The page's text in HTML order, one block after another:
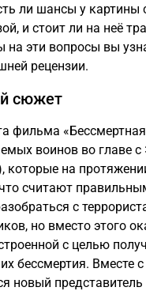
ли шансы у картины
и стоит ли на неё
на эти вопросы вы
рецензии.
сюжет
фильма
воинов во главе
которые на
считают
с
но вместо этого
с целью
бессмертия. Вместе
новый представитель